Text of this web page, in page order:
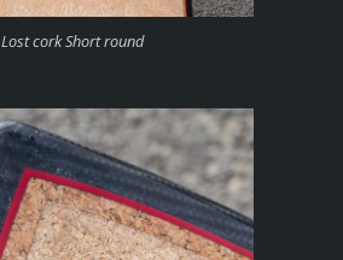
Lost cork Short round